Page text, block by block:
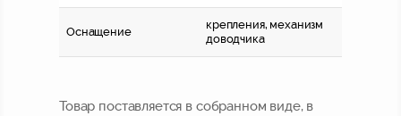
Оснащение
крепления, механизм
доводчика
Товар поставляется в собранном виде, в